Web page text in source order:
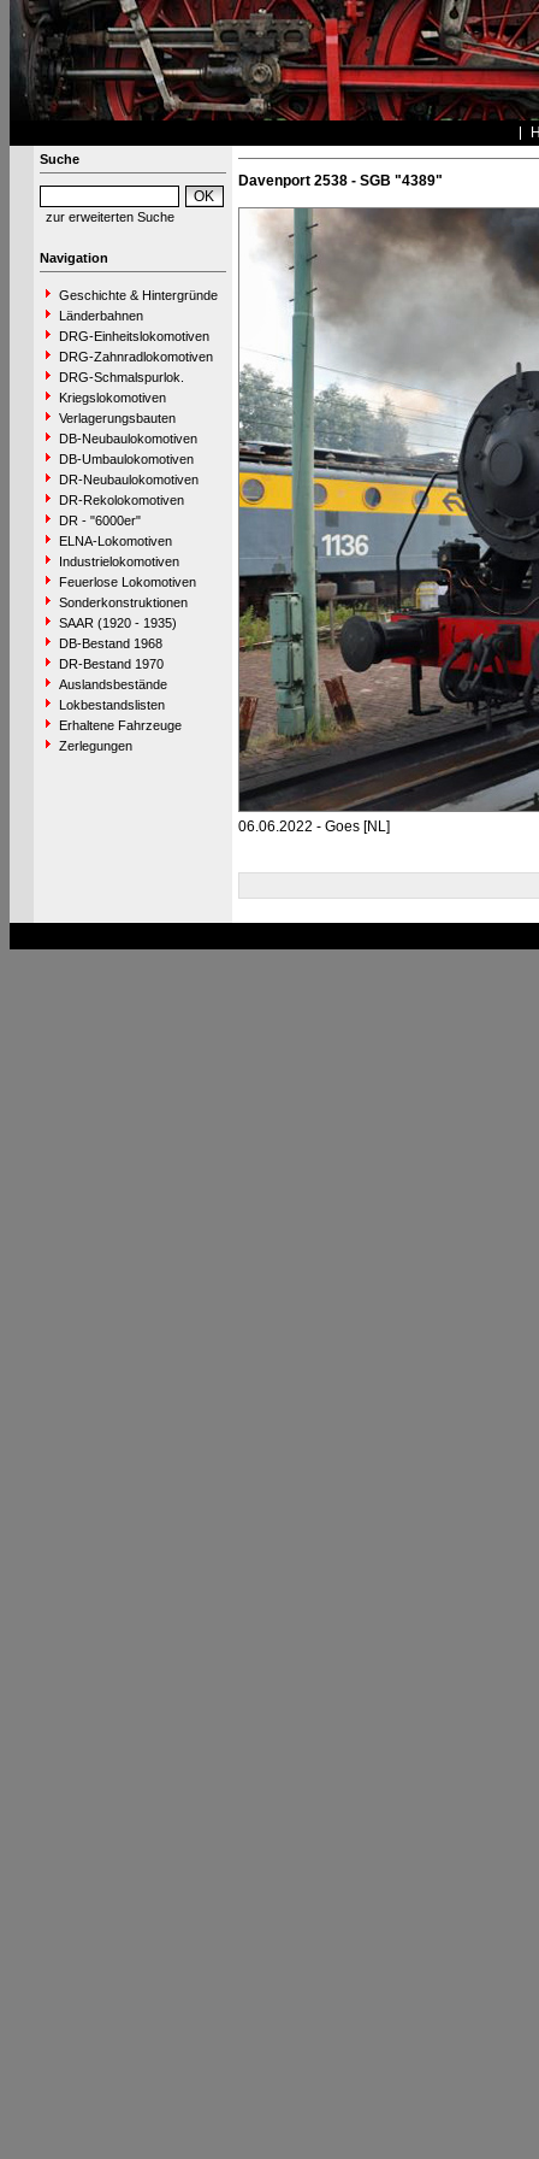
Suche
zur erweiterten Suche
Navigation
Geschichte & Hintergründe
Länderbahnen
DRG-Einheitslokomotiven
DRG-Zahnradlokomotiven
DRG-Schmalspurlok.
Kriegslokomotiven
Verlagerungsbauten
DB-Neubaulokomotiven
DB-Umbaulokomotiven
DR-Neubaulokomotiven
DR-Rekolokomotiven
DR - "6000er"
ELNA-Lokomotiven
Industrielokomotiven
Feuerlose Lokomotiven
Sonderkonstruktionen
SAAR (1920 - 1935)
DB-Bestand 1968
DR-Bestand 1970
Auslandsbestände
Lokbestandslisten
Erhaltene Fahrzeuge
Zerlegungen
Davenport 2538 - SGB "4389"
06.06.2022 - Goes [NL]